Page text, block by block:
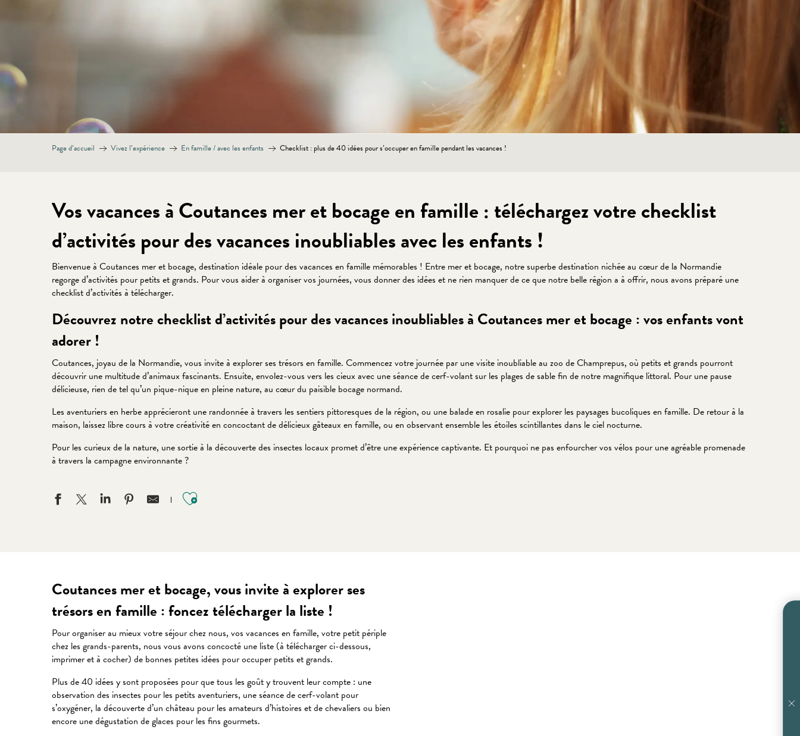
Page d’accueil Vivez l’expérience En famille / avec les enfants Checklist : plus de 40 idées pour s’occuper en famille pendant les vacances !
Vos vacances à Coutances mer et bocage en famille : téléchargez votre checklist
d’activités pour des vacances inoubliables avec les enfants !
Bienvenue à Coutances mer et bocage, destination idéale pour des vacances en famille mémorables ! Entre mer et bocage, notre superbe destination nichée au cœur de la Normandie
regorge d’activités pour petits et grands. Pour vous aider à organiser vos journées, vous donner des idées et ne rien manquer de ce que notre belle région a à offrir, nous avons préparé une
checklist d’activités à télécharger.
Découvrez notre checklist d’activités pour des vacances inoubliables à Coutances mer et bocage : vos enfants vont
adorer !
Coutances, joyau de la Normandie, vous invite à explorer ses trésors en famille. Commencez votre journée par une visite inoubliable au zoo de Champrepus, où petits et grands pourront
découvrir une multitude d’animaux fascinants. Ensuite, envolez-vous vers les cieux avec une séance de cerf-volant sur les plages de sable fin de notre magnifique littoral. Pour une pause
délicieuse, rien de tel qu’un pique-nique en pleine nature, au cœur du paisible bocage normand.
Les aventuriers en herbe apprécieront une randonnée à travers les sentiers pittoresques de la région, ou une balade en rosalie pour explorer les paysages bucoliques en famille. De retour à la
maison, laissez libre cours à votre créativité en concoctant de délicieux gâteaux en famille, ou en observant ensemble les étoiles scintillantes dans le ciel nocturne.
Pour les curieux de la nature, une sortie à la découverte des insectes locaux promet d’être une expérience captivante. Et pourquoi ne pas enfourcher vos vélos pour une agréable promenade
à travers la campagne environnante ?
Ajouter aux favoris
Coutances mer et bocage, vous invite à explorer ses
trésors en famille : foncez télécharger la liste !
Pour organiser au mieux votre séjour chez nous, vos vacances en famille, votre petit périple
chez les grands-parents, nous vous avons concocté une liste (à télécharger ci-dessous,
imprimer et à cocher) de bonnes petites idées pour occuper petits et grands.
Plus de 40 idées y sont proposées pour que tous les goût y trouvent leur compte : une
observation des insectes pour les petits aventuriers, une séance de cerf-volant pour
s’oxygéner, la découverte d’un château pour les amateurs d’histoires et de chevaliers ou bien
encore une dégustation de glaces pour les fins gourmets.